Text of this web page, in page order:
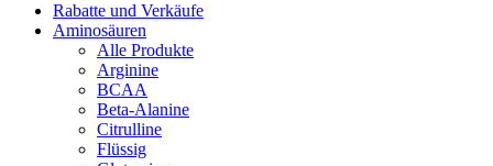
Rabatte und Verkäufe
Aminosäuren
Alle Produkte
Arginine
BCAA
Beta-Alanine
Citrulline
Flüssig